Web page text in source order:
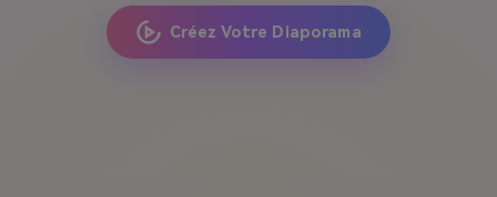
Créez Votre Diaporama